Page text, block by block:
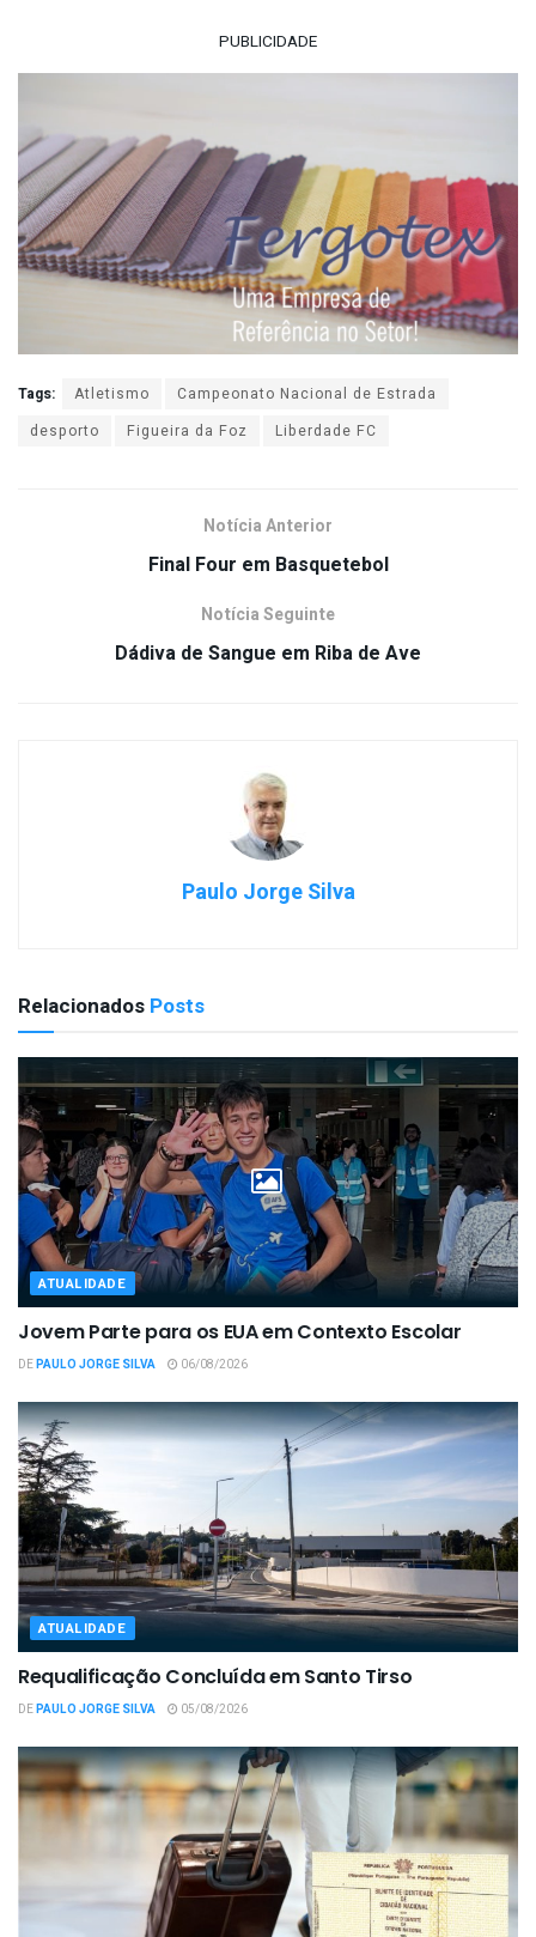
PUBLICIDADE
Tags: Atletismo
Campeonato Nacional de Estrada
desporto
Figueira da Foz Liberdade FC
Notícia Anterior
Final Four em Basquetebol
Notícia Seguinte
Dádiva de Sangue em Riba de Ave
Paulo Jorge Silva
Relacionados Posts
ATUALIDADE
Jovem Parte para os EUA em Contexto Escolar
DEPAULO JORGE SILVA 06/08/2026
ATUALIDADE
Requalificação Concluída em Santo Tirso
DEPAULO JORGE SILVA 05/08/2026